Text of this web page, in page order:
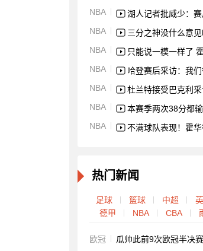
NBA
湖人记者批威少：赛后采
NBA
三分之神没什么意见吧！
NBA
只能说一模一样了 霍华
NBA
哈登赛后采访：我
NBA
杜兰特接受巴克利采访谈
NBA
本赛季两次38分都输了！杜
NBA
不满球队表现！霍华德：我们
热门新闻
足球 篮球 中超
德甲
NBA CBA
欧冠
瓜帅此前9次欧冠半决赛6次折